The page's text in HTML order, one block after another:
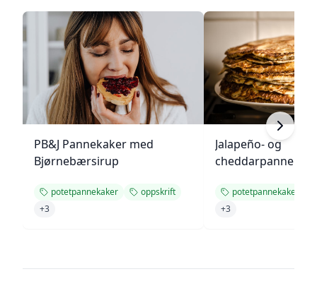
PB&J Pannekaker med
Bjørnebærsirup
potetpannekaker
oppskrift
+3
Jalapeño- og
potetpannekaker
+3